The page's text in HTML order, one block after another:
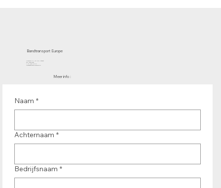
Bandtransport Europe
Meer info :
Naam *
Achternaam *
Bedrijfsnaam *